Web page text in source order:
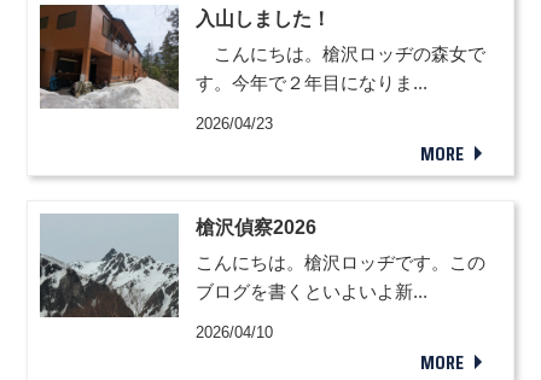
入山しました！
こんにちは。槍沢ロッヂの森女で
す。今年で２年目になりま...
2026/04/23
MORE
槍沢偵察2026
こんにちは。槍沢ロッヂです。この
ブログを書くといよいよ新...
2026/04/10
MORE